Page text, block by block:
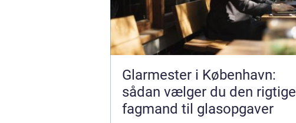
Glarmester i København:
sådan vælger du den rigtige
fagmand til glasopgaver